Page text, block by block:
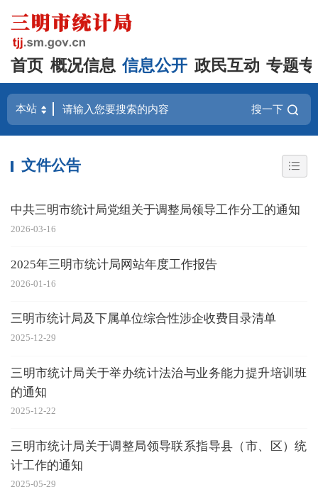
首页 概况信息 信息公开 政民互动 专题
搜一下
文件公告
中共三明市统计局党组关于调整局领导工作分工的通知
2026-03-16
2025年三明市统计局网站年度工作报告
2026-01-16
三明市统计局及下属单位综合性涉企收费目录清单
2025-12-29
三明市统计局关于举办统计法治与业务能力提升培训班
的通知
2025-12-22
三明市统计局关于调整局领导联系指导县（市、区）统
计工作的通知
2025-05-29